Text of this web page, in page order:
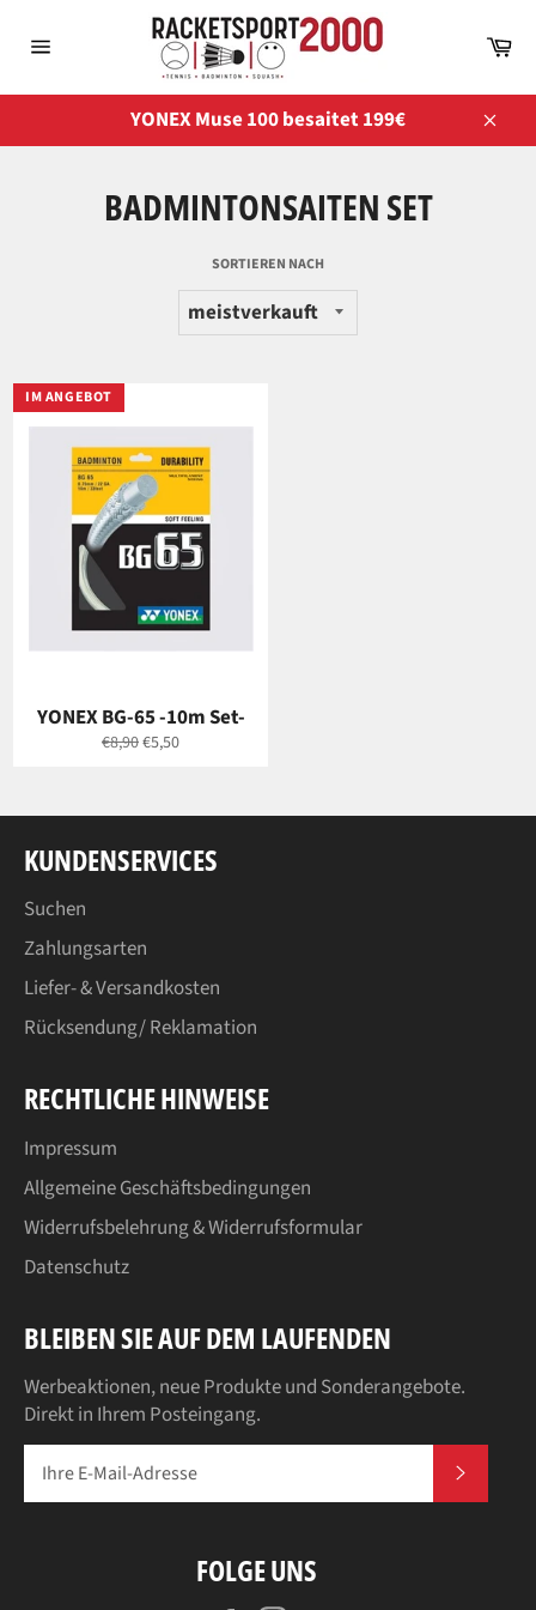
zum
Seitennavigation
YONEX Muse 100 besaitet 199€
BADMINTONSAITEN SET
SORTIEREN NACH
YONEX BG-65 -10m Set-
Normaler
€8,90Sonderpreis
€5,50
IM ANGEBOT
KUNDENSERVICES
Suchen
Zahlungsarten
Liefer- & Versandkosten
Rücksendung/ Reklamation
RECHTLICHE HINWEISE
Impressum
Allgemeine Geschäftsbedingungen
Widerrufsbelehrung & Widerrufsformular
Datenschutz
BLEIBEN SIE AUF DEM LAUFENDEN
Werbeaktionen, neue Produkte und Sonderangebote.
Direkt in Ihrem Posteingang.
FOLGE UNS